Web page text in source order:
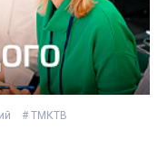
# ТМКТВ